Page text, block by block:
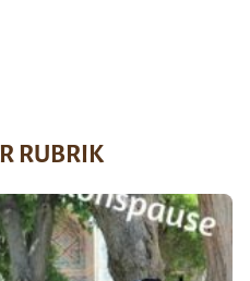
RUBRIK